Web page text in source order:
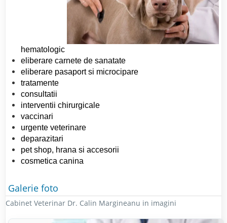
hematologic
eliberare carnete de sanatate
eliberare pasaport si microcipare
tratamente
consultatii
interventii chirurgicale
vaccinari
urgente veterinare
deparazitari
pet shop, hrana si accesorii
cosmetica canina
Galerie foto
Cabinet Veterinar Dr. Calin Margineanu in imagini